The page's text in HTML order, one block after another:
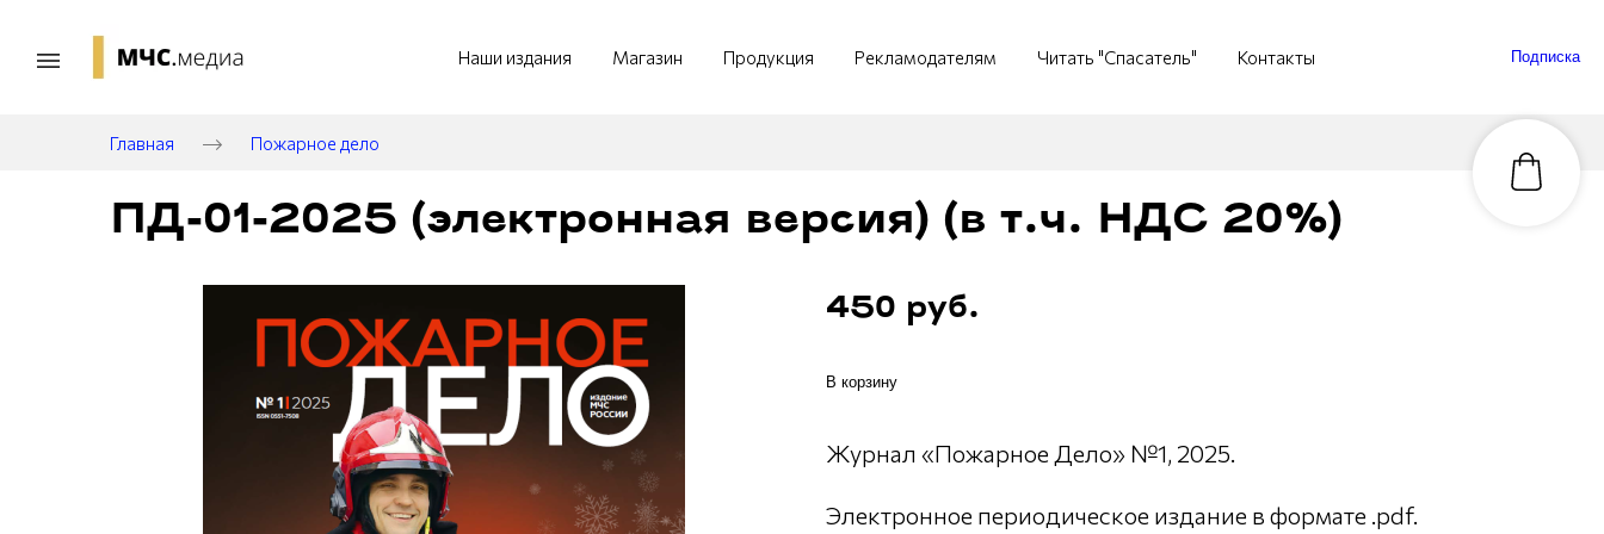
Наши издания Магазин Продукция Рекламодателям Читать "Спасатель" Контакты Подписка
Главная Пожарное дело
ПД-01-2025 (электронная версия) (в т.ч. НДС 20%)
450 руб.
В корзину
Журнал «Пожарное Дело» №1, 2025.
Электронное периодическое издание в формате .pdf.